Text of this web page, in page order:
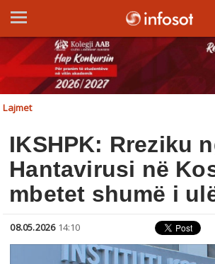
Lajmet
IKSHPK: Rreziku
Hantavirusi në
mbetet shumë i
08.05.2026 14:10